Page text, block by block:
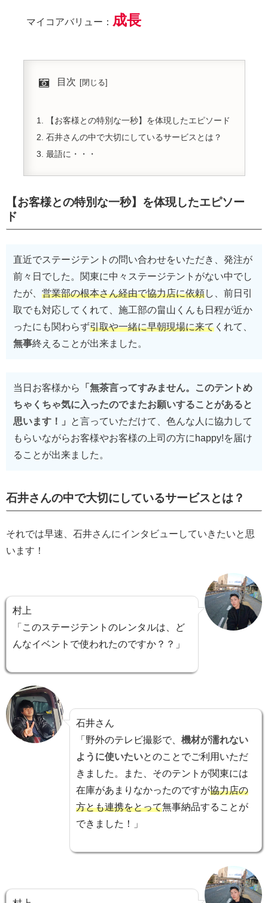
マイコアバリュー： 成長
目次
【お客様との特別な一秒】を体現したエピソード
石井さんの中で大切にしているサービスとは？
最語に・・・
【お客様との特別な一秒】を体現したエピソー
ド
直近でステージテントの問い合わせをいただき、発注が
前々日でした。関東に中々ステージテントがない中でし
たが、 営業部の根本さん経由で協力店に依頼し、前日引
取でも対応してくれて、施工部の畠山くんも日程が近か
ったにも関わらず引取や一緒に早朝現場に来て くれて、
無事終えることが出来ました。
当日お客様から
「無茶言ってすみません。このテントめ
ちゃくちゃ気に入ったのでまたお願いすることがあると
思います！」
と言っていただけて、色んな人に協力して
もらいながらお客様やお客様の上司の方にhappy!を届け
ることが出来ました。
石井さんの中で大切にしているサービスとは？
それでは早速、石井さんにインタビューしていきたいと思
います！
村上
「このステージテントのレンタルは、ど
んなイベントで使われたのですか？？」
石井さん
「野外のテレビ撮影で、 機材が濡れない
ように使いたいとのことでご利用いただ
きました。また、そのテントが関東には
在庫があまりなかったのですが協力店の
方とも連携をとって無事納品することが
できました！」